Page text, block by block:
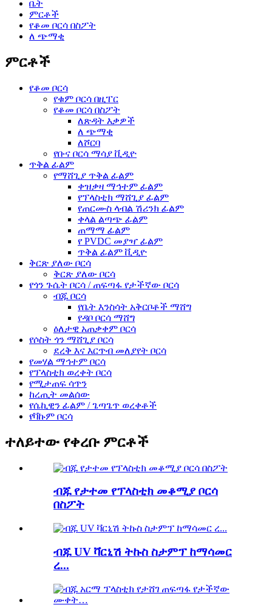
ቤት
ምርቶች
የቆመ ቦርሳ በስፖት
ለ ጭማቂ
ምርቶች
የቆመ ቦርሳ
የቁም ቦርሳ በዚፐር
የቆመ ቦርሳ በስፖት
ለጽዳት እቃዎች
ለ ጭማቂ
ለሾርባ
የቡና ቦርሳ ማሳያ ቪዲዮ
ጥቅል ፊልም
የማሸጊያ ጥቅል ፊልም
ቀዝቃዛ ማኅተም ፊልም
የፕላስቲክ ማሸጊያ ፊልም
የጠርሙስ ላብል ሽሪንክ ፊልም
ቀላል ልጣጭ ፊልም
ጠማማ ፊልም
የ PVDC መያዣ ፊልም
ጥቅል ፊልም ቪዲዮ
ቅርጽ ያለው ቦርሳ
ቅርጽ ያለው ቦርሳ
የጎን ጉሴት ቦርሳ / ጠፍጣፋ የታችኛው ቦርሳ
ብጁ ቦርሳ
የቤት እንስሳት አቅርቦቶች ማሸግ
የዳቦ ቦርሳ ማሸግ
ዕለታዊ አጠቃቀም ቦርሳ
የሶስት ጎን ማሸጊያ ቦርሳ
ደረቅ እና እርጥብ መለያየት ቦርሳ
የመሃል ማኅተም ቦርሳ
የፕላስቲክ ወረቀት ቦርሳ
የሚታጠፍ ሳጥን
ከረጢት መልሰው
የሴኪዊን ፊልም / ጌጣጌጥ ወረቀቶች
የቫኩም ቦርሳ
ተለይተው የቀረቡ ምርቶች
ብጁ የታተመ የፕላስቲክ መቆሚያ ቦርሳ
በስፖት
ብጁ UV ቫርኒሽ ትኩስ ስታምፕ ከማሳመር
ረ...